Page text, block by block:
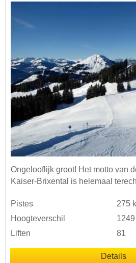
Ongelooflijk groot! Het motto van
Kaiser-Brixental is helemaal
Pistes
275
Hoogteverschil
Liften
81
Details